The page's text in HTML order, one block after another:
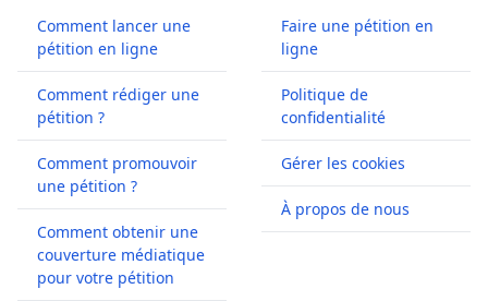
Comment lancer une
pétition en ligne
Comment rédiger une
pétition ?
Comment promouvoir
une pétition ?
Comment obtenir une
couverture médiatique
pour votre pétition
Faire une pétition en
ligne
Politique de
confidentialité
Gérer les cookies
À propos de nous